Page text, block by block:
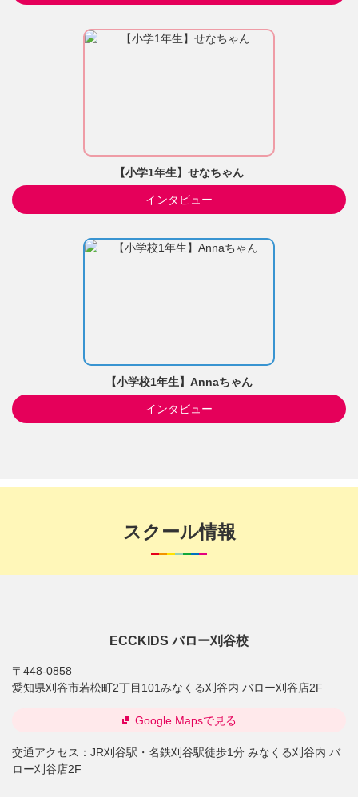
【小学1年生】せなちゃん
インタビュー
【小学校1年生】Annaちゃん
インタビュー
スクール情報
ECCKIDS バロー刈谷校
〒448-0858
愛知県刈谷市若松町2丁目101みなくる刈谷内 バロー刈谷店2F
交通アクセス： JR刈谷駅・名鉄刈谷駅徒歩1分 みなくる刈谷内 バ
ロー刈谷店2F
Google Mapsで見る